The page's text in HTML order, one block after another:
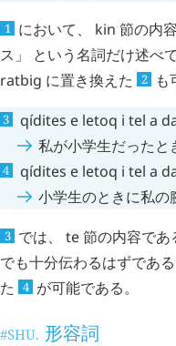
1 において、 kin 節の内
ス」 という名詞だけ述べ
ratbig に置き換えた 2
も
qídites e letoq i tel a
私が小学生だったと
qídites e letoq i tel a
小学生のときに私の
3 では、 te節の内容であ
でも十分伝わるはずであ
た
4 が可能である。
#SHU. 形容詞